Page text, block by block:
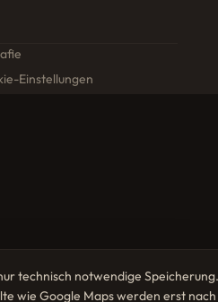
Einstellungen
technisch notwendige Speicherung.
wie Google Maps werden erst nach